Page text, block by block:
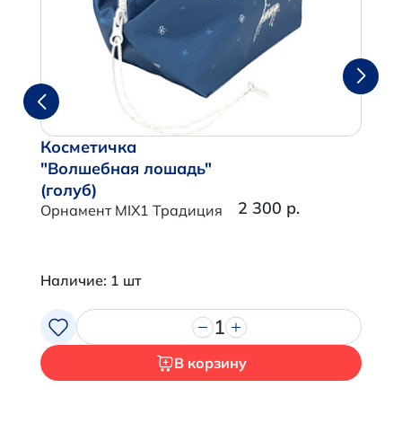
Косметичка
"Волшебная лошадь"
(голуб)
Орнамент MIX1 Традиция 2 300 р.
Наличие: 1 шт
1
В корзину